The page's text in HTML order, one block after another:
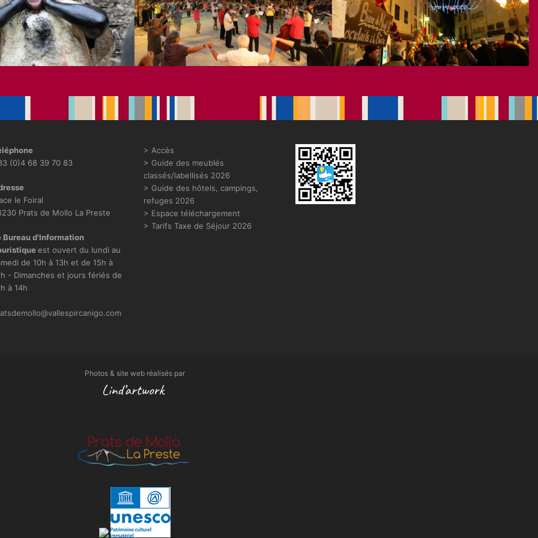
(0)4 68 39 70 83
le Foiral
Prats de Mollo La Preste
Bureau d'Information
est ouvert du lundi au
de 10h à 13h et de 15h à
- Dimanches et jours fériés de
à 14h
> Accès
> Guide des meublés
classés/labellisés 2026
> Guide des hôtels, campings,
refuges 2026
> Espace téléchargement
> Tarifs Taxe de Séjour 2026
Photos & site web réalisés par